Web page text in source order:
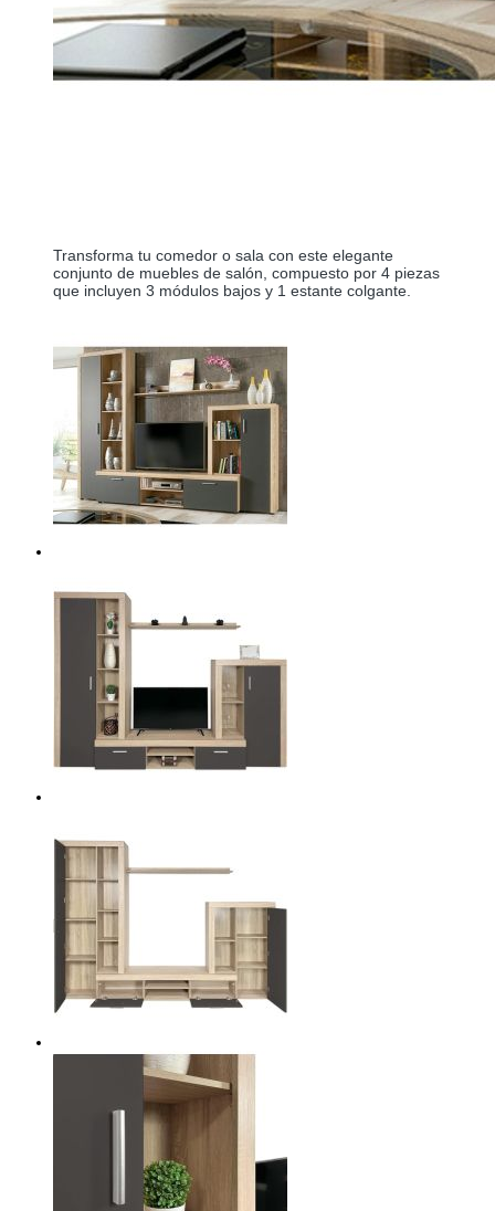
Transforma tu comedor o sala con este elegante
conjunto de muebles de salón, compuesto por 4 piezas
que incluyen 3 módulos bajos y 1 estante colgante.